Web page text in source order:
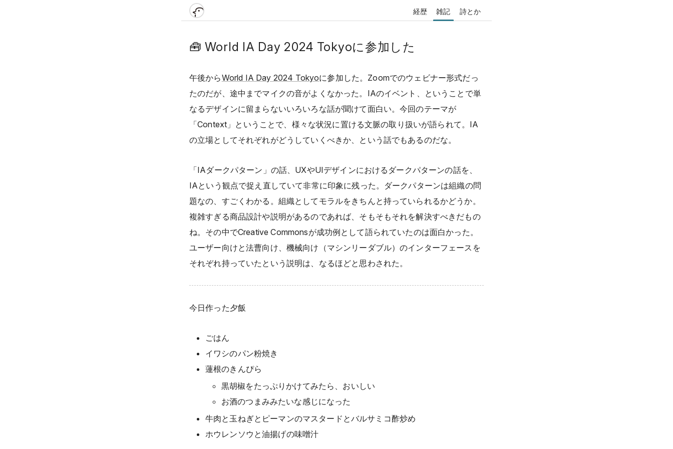
経歴 雑記 詩とか
🧰 World IA Day 2024 Tokyoに参加した
午後からWorld IA Day 2024 Tokyoに参加した。Zoomでのウェビナー形式だっ
たのだが、途中までマイクの音がよくなかった。IAのイベント、ということで単
なるデザインに留まらないいろいろな話が聞けて面白い。今回のテーマが
「Context」ということで、様々な状況に置ける文脈の取り扱いが語られて。IA
の立場としてそれぞれがどうしていくべきか、という話でもあるのだな。
「IAダークパターン」の話、UXやUIデザインにおけるダークパターンの話を、
IAという観点で捉え直していて非常に印象に残った。ダークパターンは組織の問
題なの、すごくわかる。組織としてモラルをきちんと持っていられるかどうか。
複雑すぎる商品設計や説明があるのであれば、そもそもそれを解決すべきだもの
ね。その中でCreative Commonsが成功例として語られていたのは面白かった。
ユーザー向けと法曹向け、機械向け（マシンリーダブル）のインターフェースを
それぞれ持っていたという説明は、なるほどと思わされた。
今日作った夕飯
ごはん
イワシのパン粉焼き
蓮根のきんぴら
黒胡椒をたっぷりかけてみたら、おいしい
お酒のつまみみたいな感じになった
牛肉と玉ねぎとピーマンのマスタードとバルサミコ酢炒め
ホウレンソウと油揚げの味噌汁